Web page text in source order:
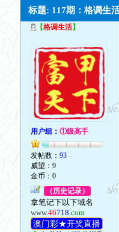
标题: 117期：格调生
【格调生活】
用户组：①级高手
发帖数：93
威望：9
金币：0
（历史记录）
拿笔记下以下域名
www.46718.com
澳门彩★开奖直播